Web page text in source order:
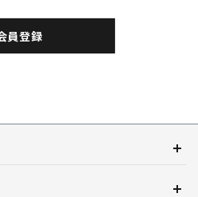
員登録